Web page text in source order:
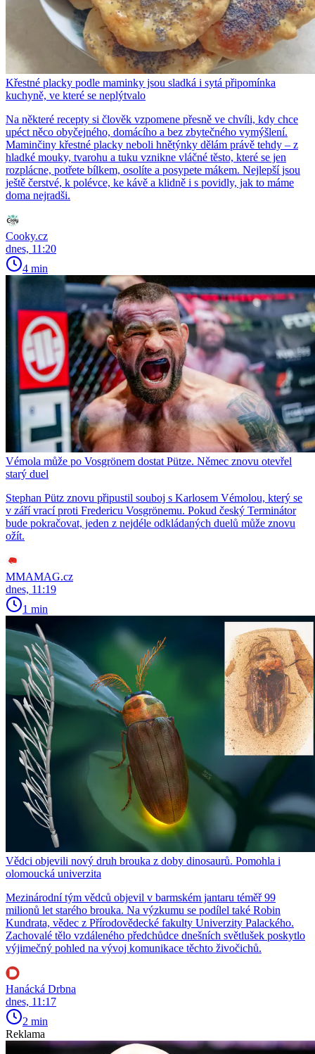
Křestné placky podle maminky jsou sladká i sytá připomínka
kuchyně, ve které se neplýtvalo
Na některé recepty si člověk vzpomene přesně ve chvíli, kdy chce
upéct něco obyčejného, domácího a bez zbytečného vymýšlení.
Maminčiny křestné placky neboli hnětýnky dělám právě tehdy – z
hladké mouky, tvarohu a tuku vznikne vláčné těsto, které se jen
rozplácne, potřete bílkem, osolíte a posypete mákem. Nejlepší jsou
ještě čerstvé, k polévce, ke kávě a klidně i s povidly, jak to máme
doma nejradši.
Cooky.cz
dnes, 11:20
4 min
Vémola může po Vosgrönem dostat Pütze. Němec znovu otevřel
starý duel
Stephan Pütz znovu připustil souboj s Karlosem Vémolou, který se
v září vrací proti Fredericu Vosgrönemu. Pokud český Terminátor
bude pokračovat, jeden z nejdéle odkládaných duelů může znovu
ožít.
MMAMAG.cz
dnes, 11:19
1 min
Vědci objevili nový druh brouka z doby dinosaurů. Pomohla i
olomoucká univerzita
Mezinárodní tým vědců objevil v barmském jantaru téměř 99
milionů let starého brouka. Na výzkumu se podílel také Robin
Kundrata, vědec z Přírodovědecké fakulty Univerzity Palackého.
Zachovalé tělo vzdáleného předchůdce dnešních světlušek poskytlo
výjimečný pohled na vývoj komunikace těchto živočichů.
Hanácká Drbna
dnes, 11:17
2 min
Reklama